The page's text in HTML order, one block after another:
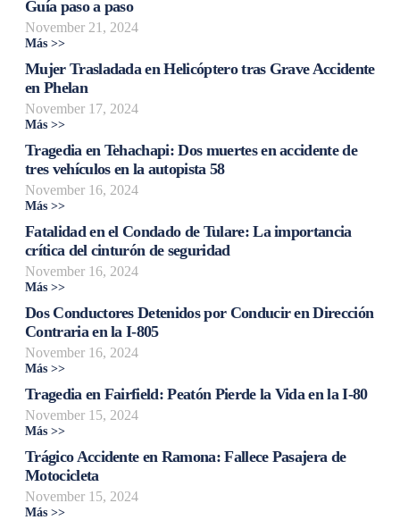
Guía paso a paso
November 21, 2024
Más >>
Mujer Trasladada en Helicóptero tras Grave Accidente
en Phelan
November 17, 2024
Más >>
Tragedia en Tehachapi: Dos muertes en accidente de
tres vehículos en la autopista 58
November 16, 2024
Más >>
Fatalidad en el Condado de Tulare: La importancia
crítica del cinturón de seguridad
November 16, 2024
Más >>
Dos Conductores Detenidos por Conducir en Dirección
Contraria en la I-805
November 16, 2024
Más >>
Tragedia en Fairfield: Peatón Pierde la Vida en la I-80
November 15, 2024
Más >>
Trágico Accidente en Ramona: Fallece Pasajera de
Motocicleta
November 15, 2024
Más >>